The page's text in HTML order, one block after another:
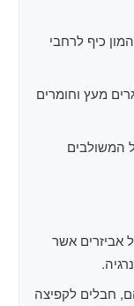
כיף לרחבי
מעץ וחומרים
המשולבים
אביזרים אשר
חבלים לקפיצה